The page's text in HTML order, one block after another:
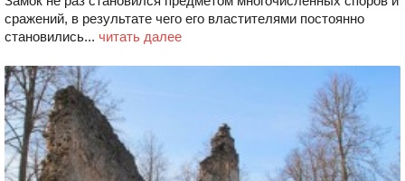
сражений, в результате чего его властителями постоянно
становились... читать далее